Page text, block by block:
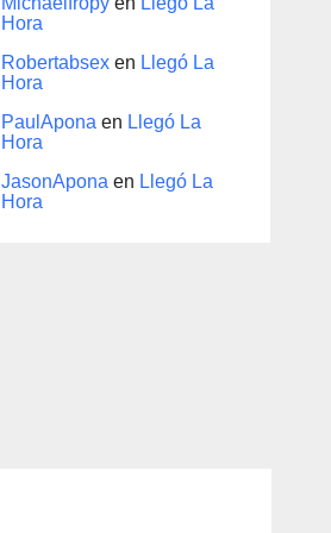
Hora
Robertabsexen Llegó La
Hora
PaulAponaen Llegó La
Hora
JasonAponaen Llegó La
Hora